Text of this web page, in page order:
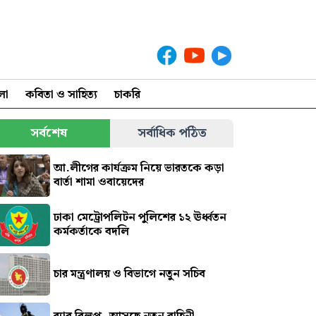
কবিতা ও সাহিত্য চাকরি
সর্বশেষ সর্বাধিক পঠিত
আ.লীগের কার্যক্রম নিয়ে ভারতকে কড়া
বার্তা শামা ওবায়েদের
ঢাকা মেট্রোপলিটন পুলিশের ১২ ঊর্ধ্বতন
কর্মকর্তাকে বদলি
চার মন্ত্রণালয় ও বিভাগে নতুন সচিব